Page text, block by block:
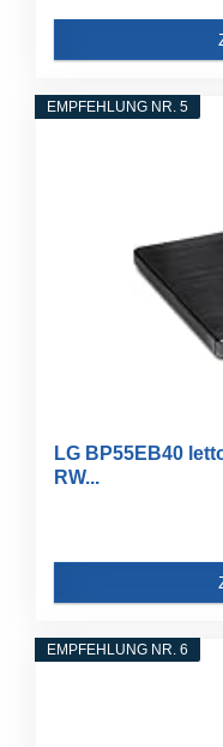
EMPFEHLUNG NR. 5
LG BP55EB40
RW...
EMPFEHLUNG NR. 6